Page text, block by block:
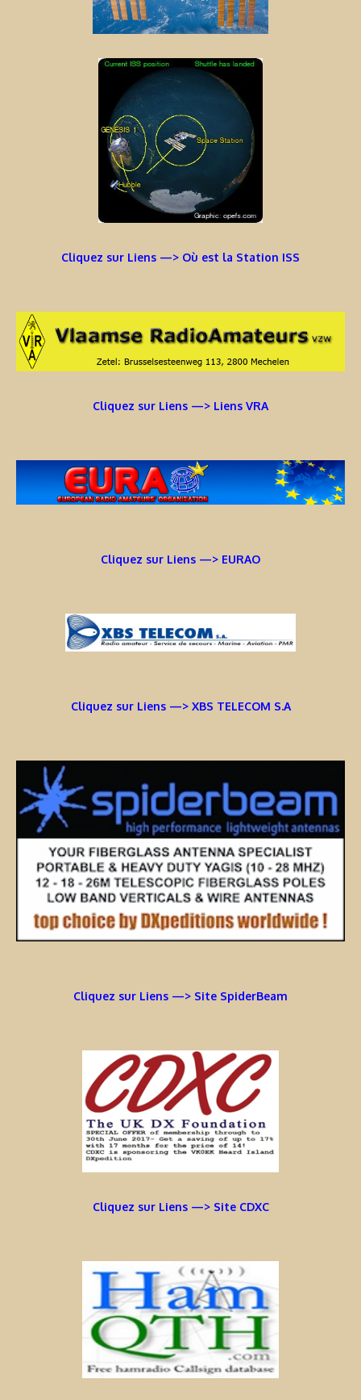
Cliquez sur Liens —> Où est la Station ISS
Cliquez sur Liens —> Liens VRA
Cliquez sur Liens —> EURAO
Cliquez sur Liens —> XBS TELECOM S.A
Cliquez sur Liens —> Site SpiderBeam
Cliquez sur Liens —> Site CDXC